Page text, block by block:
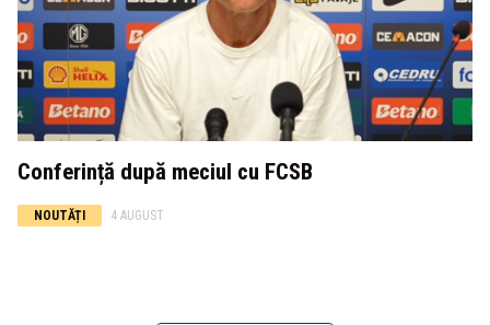
Conferință după meciul cu FCSB
NOUTĂȚI 4 AUGUST